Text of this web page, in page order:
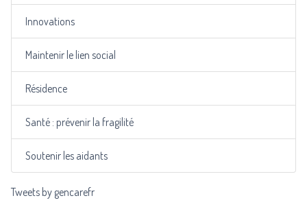
Innovations
Maintenir le lien social
Résidence
Santé : prévenir la fragilité
Soutenir les aidants
Tweets by gencarefr